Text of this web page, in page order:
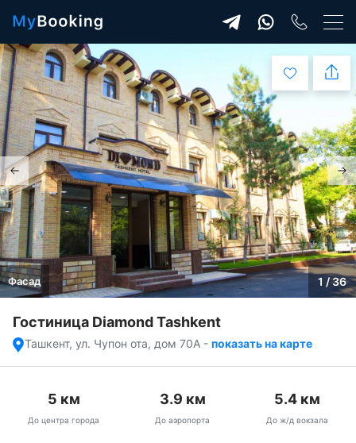
Фасад 1 / 36
Гостиница Diamond Tashkent
Ташкент, ул. Чупон ота, дом 70А - показать на карте
5 км
До центра города
3.9 км
До аэропорта
5.4км
До ж/д вокзала